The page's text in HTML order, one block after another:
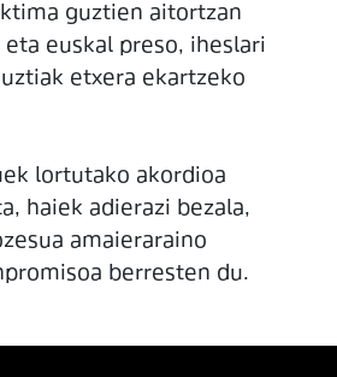
guztien aitortzan
euskal preso, iheslari
etxera ekartzeko
lortutako akordioa
haiek adierazi bezala,
amaieraraino
berresten du.